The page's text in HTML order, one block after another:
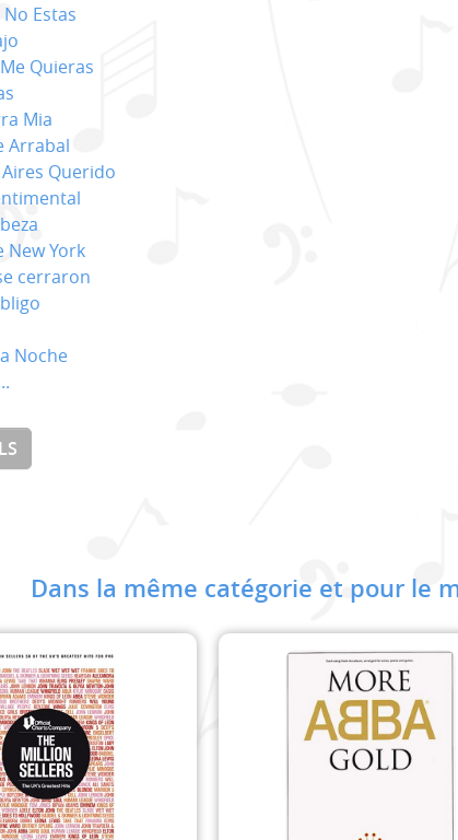
Estas
Quieras
Mia
Arrabal
Querido
New York
cerraron
Noche
Dans la même catégorie et pour le